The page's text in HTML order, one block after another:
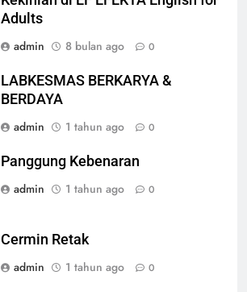
Adults
admin
8 bulan ago 0
LABKESMAS BERKARYA &
BERDAYA
admin
1 tahun ago 0
Panggung Kebenaran
admin
1 tahun ago 0
Cermin Retak
admin
1 tahun ago 0